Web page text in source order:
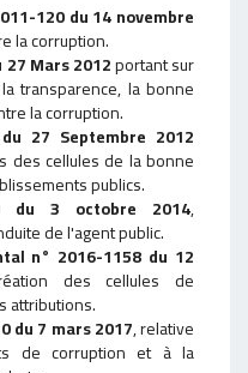
120 du 14 novembre
la corruption.
Mars 2012portant sur
transparence, la bonne
la corruption.
27 Septembre 2012
des cellules de la bonne
publics.
du 3 octobre 2014,
de l'agent public.
n° 2016-1158 du 12
des cellules de
attributions.
du 7 mars 2017, relative
de corruption et à la